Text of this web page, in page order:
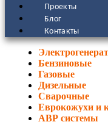
Проекты
Блог
Контакты
Бензиновые
Газовые
Дизельные
Сварочные
Еврокожухи и
АВР системы